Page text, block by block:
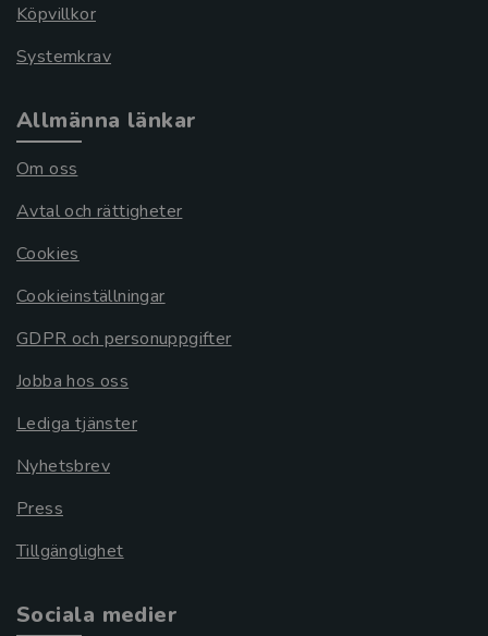
Köpvillkor
Systemkrav
Allmänna länkar
Om oss
Avtal och rättigheter
Cookies
Cookieinställningar
GDPR och personuppgifter
Jobba hos oss
Lediga tjänster
Nyhetsbrev
Press
Tillgänglighet
Sociala medier